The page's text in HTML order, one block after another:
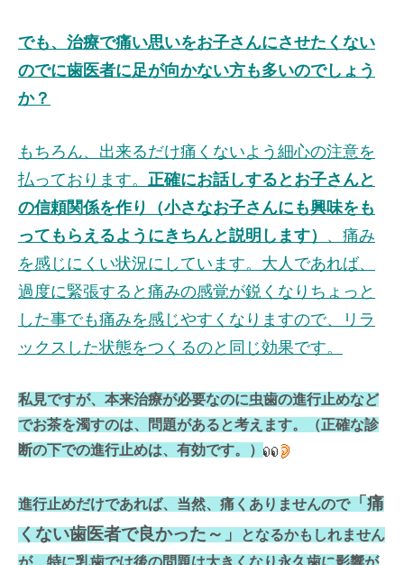
でも、治療で痛い思いをお子さんにさせたくない
のでに歯医者に足が向かない方も多いのでしょう
か？
もちろん、出来るだけ痛くないよう細心の注意を
払っております。 正確にお話しするとお子さんと
の信頼関係を作り（小さなお子さんにも興味をも
ってもらえるようにきちんと説明します） 、痛み
を感じにくい状況にしています。大人であれば、
過度に緊張すると痛みの感覚が鋭くなりちょっと
した事でも痛みを感じやすくなりますので、リラ
ックスした状態をつくるのと同じ効果です。
私見ですが、本来治療が必要なのに虫歯の進行止めなど
でお茶を濁すのは、問題があると考えます。（正確な診
断の下での進行止めは、有効です。）
進行止めだけであれば、当然、痛くありませんので「痛
くない歯医者で良かった～」
となるかもしれません